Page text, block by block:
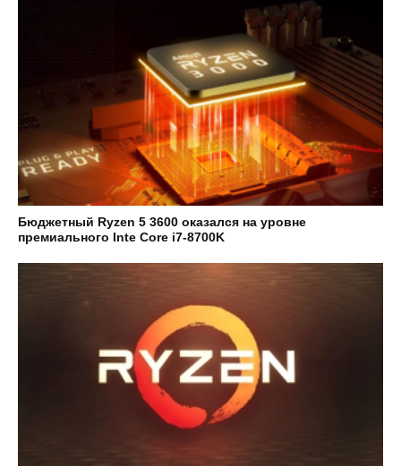
Бюджетный Ryzen 5 3600 оказался на уровне
премиального Inte Core i7-8700K